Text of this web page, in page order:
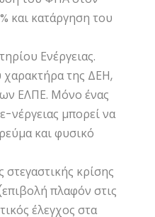
και κατάργηση του
Ενέργειας.
της ΔΕΗ,
ΕΛΠΕ. Μόνο ένας
νέργειας μπορεί να
και φυσικό
κρίσης
πλαφόν στις
έλεγχος στα